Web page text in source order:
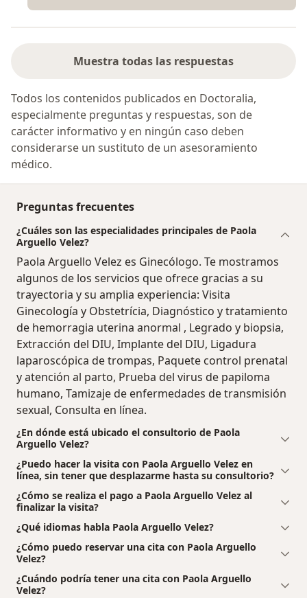
Muestra todas las respuestas
Todos los contenidos publicados en Doctoralia,
especialmente preguntas y respuestas, son de
carácter informativo y en ningún caso deben
considerarse un sustituto de un asesoramiento
médico.
Preguntas frecuentes
¿Cuáles son las especialidades principales de Paola
Arguello Velez?
Paola Arguello Velez es Ginecólogo. Te mostramos
algunos de los servicios que ofrece gracias a su
trayectoria y su amplia experiencia: Visita
Ginecología y Obstetrícia, Diagnóstico y tratamiento
de hemorragia uterina anormal , Legrado y biopsia,
Extracción del DIU, Implante del DIU, Ligadura
laparoscópica de trompas, Paquete control prenatal
y atención al parto, Prueba del virus de papiloma
humano, Tamizaje de enfermedades de transmisión
sexual, Consulta en línea.
¿En dónde está ubicado el consultorio de Paola
Arguello Velez?
¿Puedo hacer la visita con Paola Arguello Velez en
línea, sin tener que desplazarme hasta su consultorio?
¿Cómo se realiza el pago a Paola Arguello Velez al
finalizar la visita?
¿Qué idiomas habla Paola Arguello Velez?
¿Cómo puedo reservar una cita con Paola Arguello
Velez?
¿Cuándo podría tener una cita con Paola Arguello
Velez?